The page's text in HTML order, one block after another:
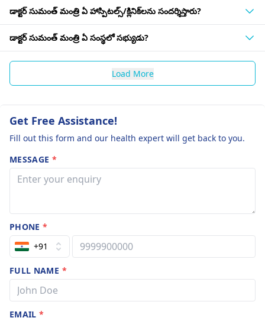
డాక్టర్ సుమంత్ మంత్రి ఏ హాస్పిటల్స్/క్లినిక్‌లను సందర్శిస్తారు?
డాక్టర్ సుమంత్ మంత్రి ఏ సంస్థలో సభ్యుడు?
Load More
Get Free Assistance!
Fill out this form and our health expert will get back to you.
MESSAGE *
PHONE*
+91
FULL NAME *
EMAIL*